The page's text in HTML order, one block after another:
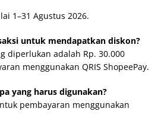
1–31 Agustus 2026.
untuk mendapatkan diskon?
diperlukan adalah Rp. 30.000
menggunakan QRIS ShopeePay.
yang harus digunakan?
pembayaran menggunakan